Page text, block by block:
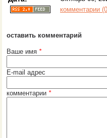
комментарии
оставить комментарий
Ваше имя *
E-mail адрес
комментарии *